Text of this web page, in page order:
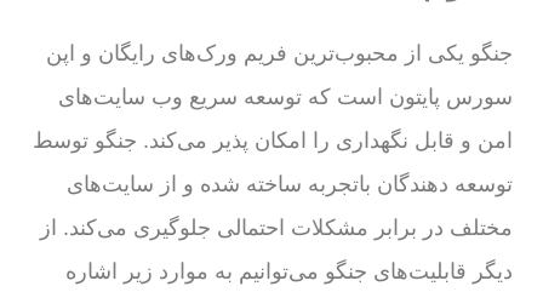
جنگو یکی از محبوب‌ترین فریم ورک‌های رایگان و اپن
سورس پایتون است که توسعه سریع وب سایت‌های
امن و قابل نگهداری را امکان پذیر می‌کند. جنگو توسط
توسعه دهندگان باتجربه ساخته شده و از سایت‌های
مختلف در برابر مشکلات احتمالی جلوگیری می‌کند. از
دیگر قابلیت‌های جنگو می‌توانیم به موارد زیر اشاره